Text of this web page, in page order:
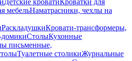
Детские кроватиКроватки для
мебельНаматрасники, чехлы на
РаскладушкиКровати-трансформеры,
домикиСтолыКухонные
письменные,
Туалетные столикиЖурнальные